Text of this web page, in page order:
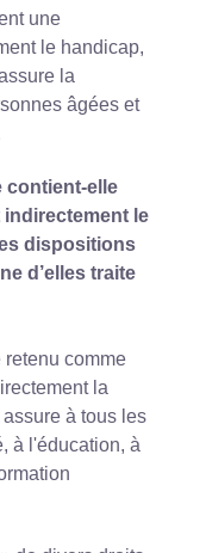
une
le handicap,
la
âgées et
contient-elle
le
dispositions
d’elles traite
retenu comme
la
à tous les
à l'éducation, à